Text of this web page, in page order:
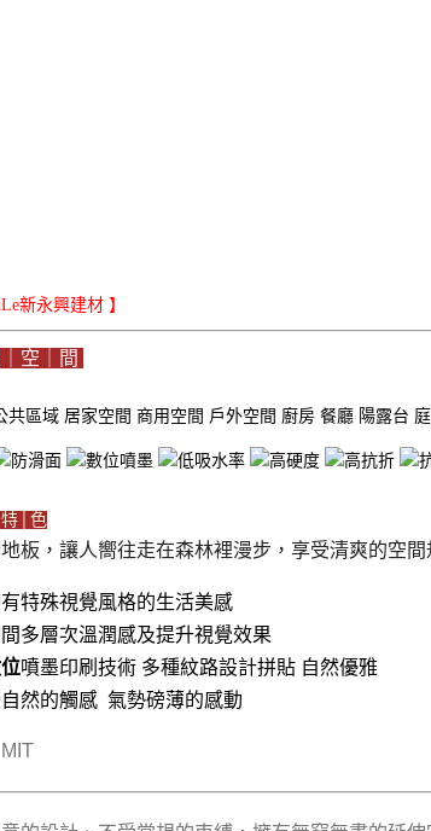
新永興建材 】
空｜間
共區域 居家空間商用空間 戶外空間 廚房餐廳 陽露台
│色
板，讓人嚮往走在森林裡漫步，享受清爽的空間
特殊視覺風格的生活美感
多層次溫潤感及提升視覺效果
噴墨印刷技術 多種紋路設計拼貼 自然優雅
然的觸感 氣勢磅薄的感動